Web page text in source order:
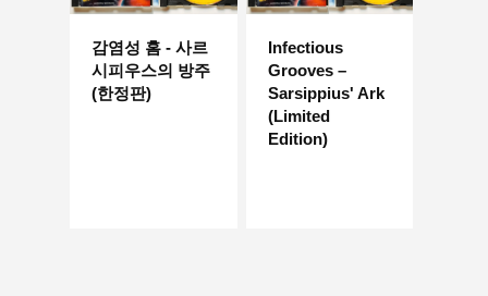
감염성 홈 - 사르
시피우스의 방주
(한정판)
Infectious
Grooves –
Sarsippius' Ark
(Limited
Edition)